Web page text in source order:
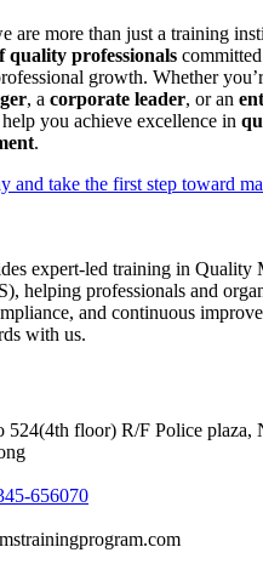
are more than just a training
quality professionals
growth. Whether
, a corporate leader, or an
you achieve excellence in
.
and take the first step toward
expert-led training in Quality
helping professionals and
and continuous
with us.
524(4th floor) R/F Police plaza,
656070